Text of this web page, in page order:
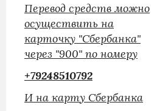
Перевод средств можно
осуществить на
карточку "Сбербанка"
через "900" по номеру
+79248510792
И на карту Cбербанка